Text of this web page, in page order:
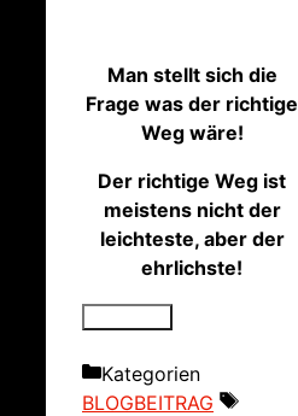
Man stellt sich die
Frage was der richtige
Weg wäre!
Der richtige Weg ist
meistens nicht der
leichteste, aber der
ehrlichste!
Kategorien
BLOGBEITRAG